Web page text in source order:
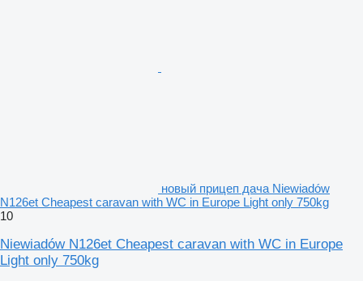
новый прицеп дача Niewiadów
N126et Cheapest caravan with WC in Europe Light only 750kg
10
Niewiadów N126et Cheapest caravan with WC in Europe
Light only 750kg